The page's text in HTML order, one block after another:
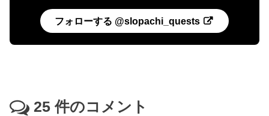
フォローする @slopachi_quests
25 件のコメント